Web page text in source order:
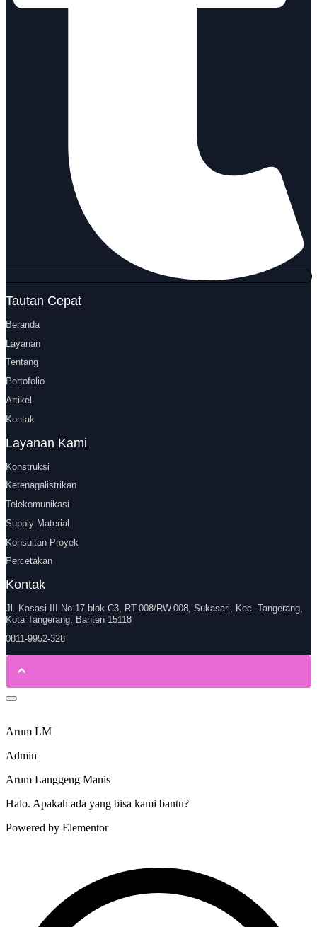
Tautan Cepat
Beranda
Layanan
Tentang
Portofolio
Artikel
Kontak
Layanan Kami
Konstruksi
Ketenagalistrikan
Telekomunikasi
Supply Material
Konsultan Proyek
Percetakan
Kontak
Jl. Kasasi III No.17 blok C3, RT.008/RW.008, Sukasari, Kec. Tangerang,
Kota Tangerang, Banten 15118
0811-9952-328
Arum LM
Admin
Arum Langgeng Manis
Halo. Apakah ada yang bisa kami bantu?
Powered by Elementor